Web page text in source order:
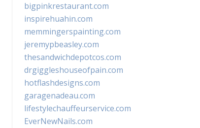
bigpinkrestaurant.com
inspirehuahin.com
memmingerspainting.com
jeremypbeasley.com
thesandwichdepotcos.com
drgiggleshouseofpain.com
hotflashdesigns.com
garagenadeau.com
lifestylechauffeurservice.com
EverNewNails.com